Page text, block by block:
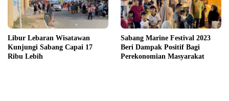
Libur Lebaran Wisatawan
Kunjungi Sabang Capai 17
Ribu Lebih
Sabang Marine Festival 2023
Beri Dampak Positif Bagi
Perekonomian Masyarakat